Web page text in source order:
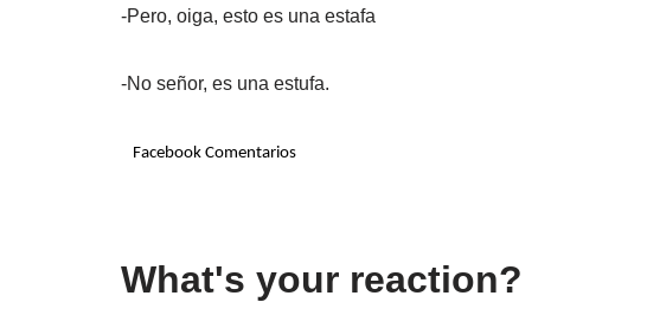
-Pero, oiga, esto es una estafa
-No señor, es una estufa.
Facebook Comentarios
What's your reaction?